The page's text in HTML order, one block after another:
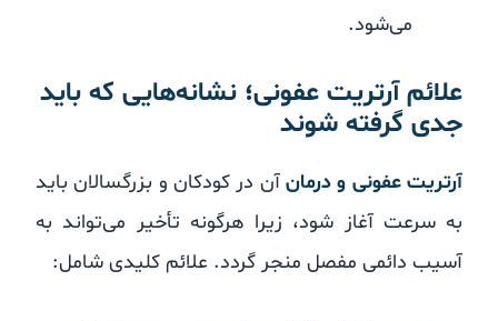
می‌شود.
علائم آرتریت عفونی؛ نشانه‌هایی که باید
جدی گرفته شوند
آرتریت عفونی و درمانآن در کودکان و بزرگسالان باید
به سرعت آغاز شود، زیرا هرگونه تأخیر می‌تواند به
آسیب دائمی مفصل منجر گردد. علائم کلیدی شامل: